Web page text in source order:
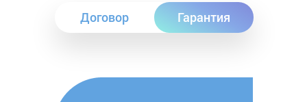
Договор Гарантия